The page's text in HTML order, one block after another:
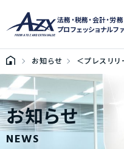
法務・税務・会計・労
プロフェッショナルフ
お知らせ ＜プレスリ
お知らせ
NEWS